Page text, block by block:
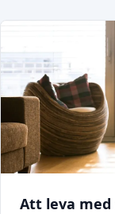
Att leva med